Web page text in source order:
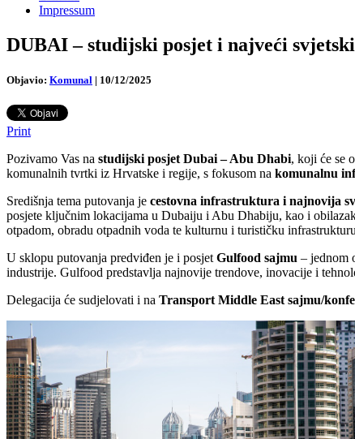
Impressum
DUBAI – studijski posjet i najveći
Objavio: Komunal | 10/12/2025
Print
Pozivamo Vas na studijski posjet Dubai – Abu Dhabi, koji će se
komunalnih tvrtki iz Hrvatske i regije, s fokusom na komunalnu
Središnja tema putovanja je cestovna infrastruktura i najnovija
posjete ključnim lokacijama u Dubaiju i Abu Dhabiju, kao i
otpadom, obradu otpadnih voda te kulturnu i turističku
U sklopu putovanja predviđen je i posjet Gulfood sajmu – jednom
industrije. Gulfood predstavlja najnovije trendove, inovacije i
Delegacija će sudjelovati i na Transport Middle East sajmu/